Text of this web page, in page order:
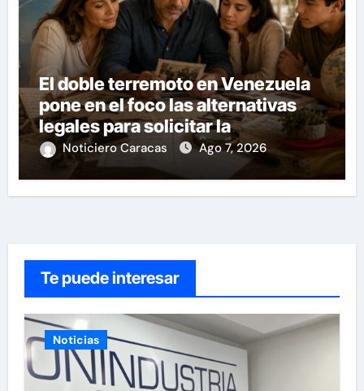
El doble terremoto en Venezuela
pone en el foco las alternativas
legales para solicitar la
nacionalidad por parte de
personas con vínculos familiares
Noticiero Caracas Ago 7, 2026
Te puede interesar
Noticias